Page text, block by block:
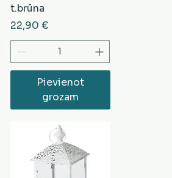
t.brūna
Cena
22,90 €
Pievienot
grozam